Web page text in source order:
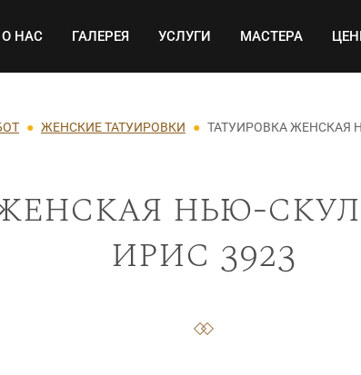
навигация
О НАС ГАЛЕРЕЯ УСЛУГИ МАСТЕРА
ЖЕНСКИЕ ТАТУИРОВКИ ТАТУИРОВКА ЖЕНСКАЯ
нью-
ирис 3923